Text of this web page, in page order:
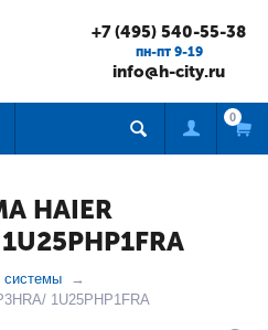
+7 (495) 540-55-38
пн-пт 9-19
info@h-city.ru
0
HAIER
системы
1U25PHP1FRA